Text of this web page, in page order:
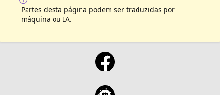
Partes desta página podem ser traduzidas por
máquina ou IA.